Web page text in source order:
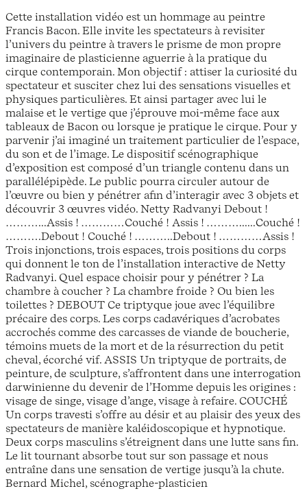
Cette installation vidéo est un hommage au peintre
Francis Bacon. Elle invite les spectateurs à revisiter
l’univers du peintre à travers le prisme de mon propre
imaginaire de plasticienne aguerrie à la pratique du
cirque contemporain. Mon objectif : attiser la curiosité du
spectateur et susciter chez lui des sensations visuelles et
physiques particulières. Et ainsi partager avec lui le
malaise et le vertige que j’éprouve moi-même face aux
tableaux de Bacon ou lorsque je pratique le cirque. Pour y
parvenir j’ai imaginé un traitement particulier de l’espace,
du son et de l’image. Le dispositif scénographique
d’exposition est composé d’un triangle contenu dans un
parallélépipède. Le public pourra circuler autour de
l’œuvre ou bien y pénétrer afin d’interagir avec 3 objets et
découvrir 3 œuvres vidéo. Netty Radvanyi Debout !
………...Assis ! …………Couché ! Assis ! ………......Couché !
……….Debout ! Couché ! ………..Debout ! …………Assis !
Trois injonctions, trois espaces, trois positions du corps
qui donnent le ton de l’installation interactive de Netty
Radvanyi. Quel espace choisir pour y pénétrer ? La
chambre à coucher ? La chambre froide ? Ou bien les
toilettes ? DEBOUT Ce triptyque joue avec l’équilibre
précaire des corps. Les corps cadavériques d’acrobates
accrochés comme des carcasses de viande de boucherie,
témoins muets de la mort et de la résurrection du petit
cheval, écorché vif. ASSIS Un triptyque de portraits, de
peinture, de sculpture, s’affrontent dans une interrogation
darwinienne du devenir de l’Homme depuis les origines :
visage de singe, visage d’ange, visage à refaire. COUCHÉ
Un corps travesti s’offre au désir et au plaisir des yeux des
spectateurs de manière kaléidoscopique et hypnotique.
Deux corps masculins s’étreignent dans une lutte sans fin.
Le lit tournant absorbe tout sur son passage et nous
entraîne dans une sensation de vertige jusqu’à la chute.
Bernard Michel, scénographe-plasticien